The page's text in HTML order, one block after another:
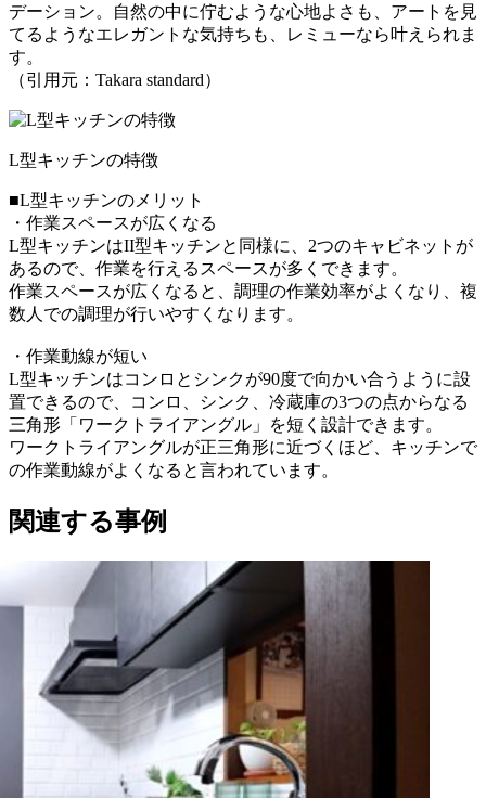
デーション。自然の中に佇むような心地よさも、アートを見
てるようなエレガントな気持ちも、レミューなら叶えられま
す。
（引用元：Takara standard）
L型キッチンの特徴
■L型キッチンのメリット
・作業スペースが広くなる
L型キッチンはII型キッチンと同様に、2つのキャビネットが
あるので、作業を行えるスペースが多くできます。
作業スペースが広くなると、調理の作業効率がよくなり、複
数人での調理が行いやすくなります。
・作業動線が短い
L型キッチンはコンロとシンクが90度で向かい合うように設
置できるので、コンロ、シンク、冷蔵庫の3つの点からなる
三角形「ワークトライアングル」を短く設計できます。
ワークトライアングルが正三角形に近づくほど、キッチンで
の作業動線がよくなると言われています。
関連する事例